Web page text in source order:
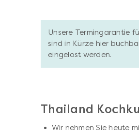
Unsere Termingarantie
sind in Kürze hier
eingelöst werden.
Thailand
Wir nehmen Sie heute